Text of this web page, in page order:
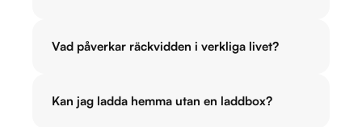
Vad påverkar räckvidden i verkliga livet?
Kan jag ladda hemma utan en laddbox?